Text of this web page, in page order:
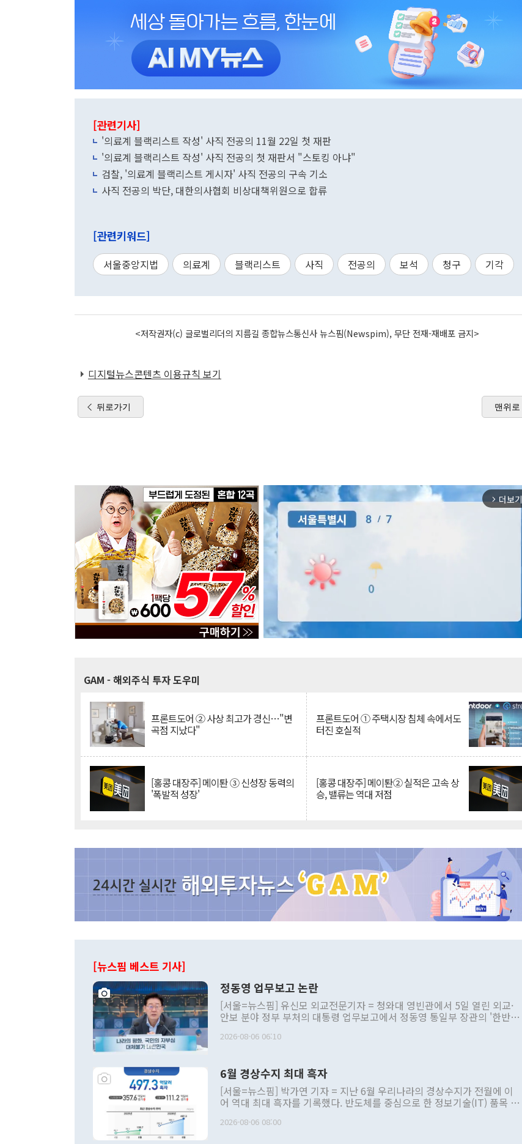
[관련기사]
'의료계 블랙리스트 작성' 사직 전공의 11월 22일 첫 재판
'의료계 블랙리스트 작성' 사직 전공의 첫 재판서 "스토킹 아냐"
검찰, '의료계 블랙리스트 게시자' 사직 전공의 구속 기소
사직 전공의 박단, 대한의사협회 비상대책위원으로 합류
[관련키워드]
서울중앙지법 의료계 블랙리스트 사직 전공의 보석 청구 기각
<저작권자(c) 글로벌리더의 지름길 종합뉴스통신사 뉴스핌(Newspim), 무단 전재-재배포 금지>
디지털뉴스콘텐츠 이용규칙 보기
뒤로가기 맨위로
arrow_forward_ios 더보기
GAM - 해외주식 투자 도우미
프론트도어 ② 사상 최고가 경신…"변
곡점 지났다"
프론트도어 ① 주택시장 침체 속에서도
터진 호실적
[홍콩 대장주] 메이퇀 ③ 신성장 동력의
'폭발적 성장'
[홍콩 대장주] 메이퇀② 실적은 고속 상
승, 밸류는 역대 저점
[뉴스핌 베스트 기사]
정동영 업무보고 논란
[서울=뉴스핌] 유신모 외교전문기자 = 청와대 영빈관에서 5일 열린 외교·
안보 분야 정부 부처의 대통령 업무보고에서 정동영 통일부 장관의 '한반도
발언 중에는 정부 내 조율을 거치지 않은 사안을 정책으로 추진하겠다고 공
주의적 희망에 근거한 비현실적 구상'이라는 비판을 내놨다. 그동안 정 장
관의 대북 정책 관련 발언이 물의를 빚은 적은 여러 번 있지만 대통령과 유
관 부처 장관이 공개적으로 부정적 입장을 표명한 것은 이례적이다. 정 장
관의 무리한 대북 접근법과 월권을 제어해야 한다는 목소리도 높아지고 있
다. [정동영 통일부 장관이 지난달 23일 오후 서울 종로구 정부서울청사에
2026-08-06 06:10
6월 경상수지 최대 흑자
[서울=뉴스핌] 박가연 기자 = 지난 6월 우리나라의 경상수지가 전월에 이
어 역대 최대 흑자를 기록했다. 반도체를 중심으로 한 정보기술(IT) 품목 수
료=한국은행] 한국은행이 6일 발표한 '2026년 6월 국제수지(잠정)'에 따르
2026-08-06 08:00